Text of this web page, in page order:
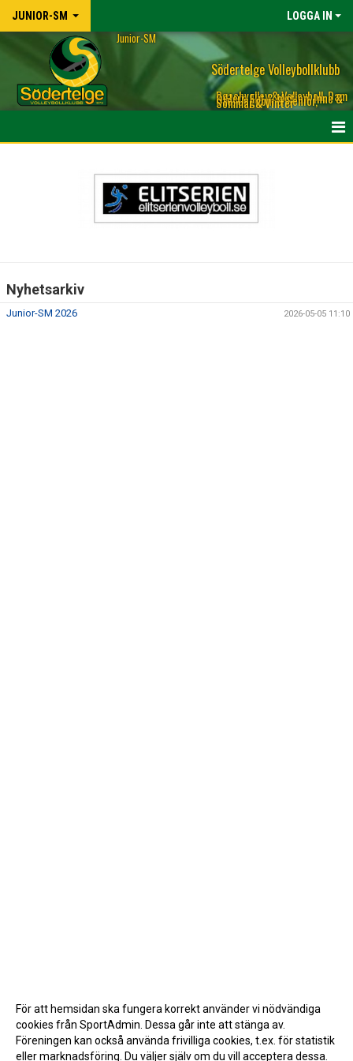
JUNIOR-SM LOGGA IN
Södertelge Volleybollklubb
Beachvolley & Volleyboll, Dam
& Herr, Elit & Motion, Inne &
Ute, Ungdom & Senior,
Sommar & Vinter
Junior-SM
KONTAKT
Nyhetsarkiv
Junior-SM 2026 2026-05-05 11:10
För att hemsidan ska fungera korrekt använder vi nödvändiga
cookies från SportAdmin. Dessa går inte att stänga av.
Föreningen kan också använda frivilliga cookies, t.ex. för statistik
eller marknadsföring. Du väljer själv om du vill acceptera dessa.